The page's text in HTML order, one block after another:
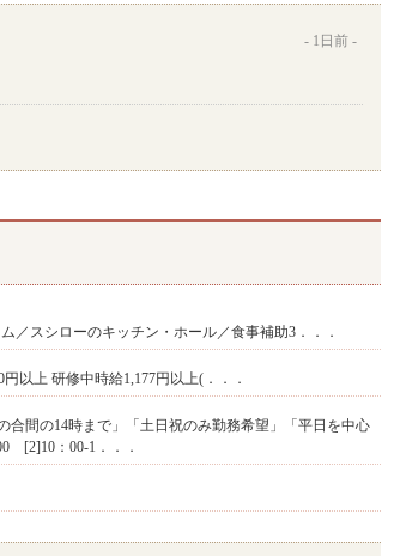
1日前
／スシローのキッチン・ホール／食事補助3．．．
円以上 研修中時給1,177円以上(．．．
間の14時まで」「土日祝のみ勤務希望」「平日を中心
[2]10：00-1．．．